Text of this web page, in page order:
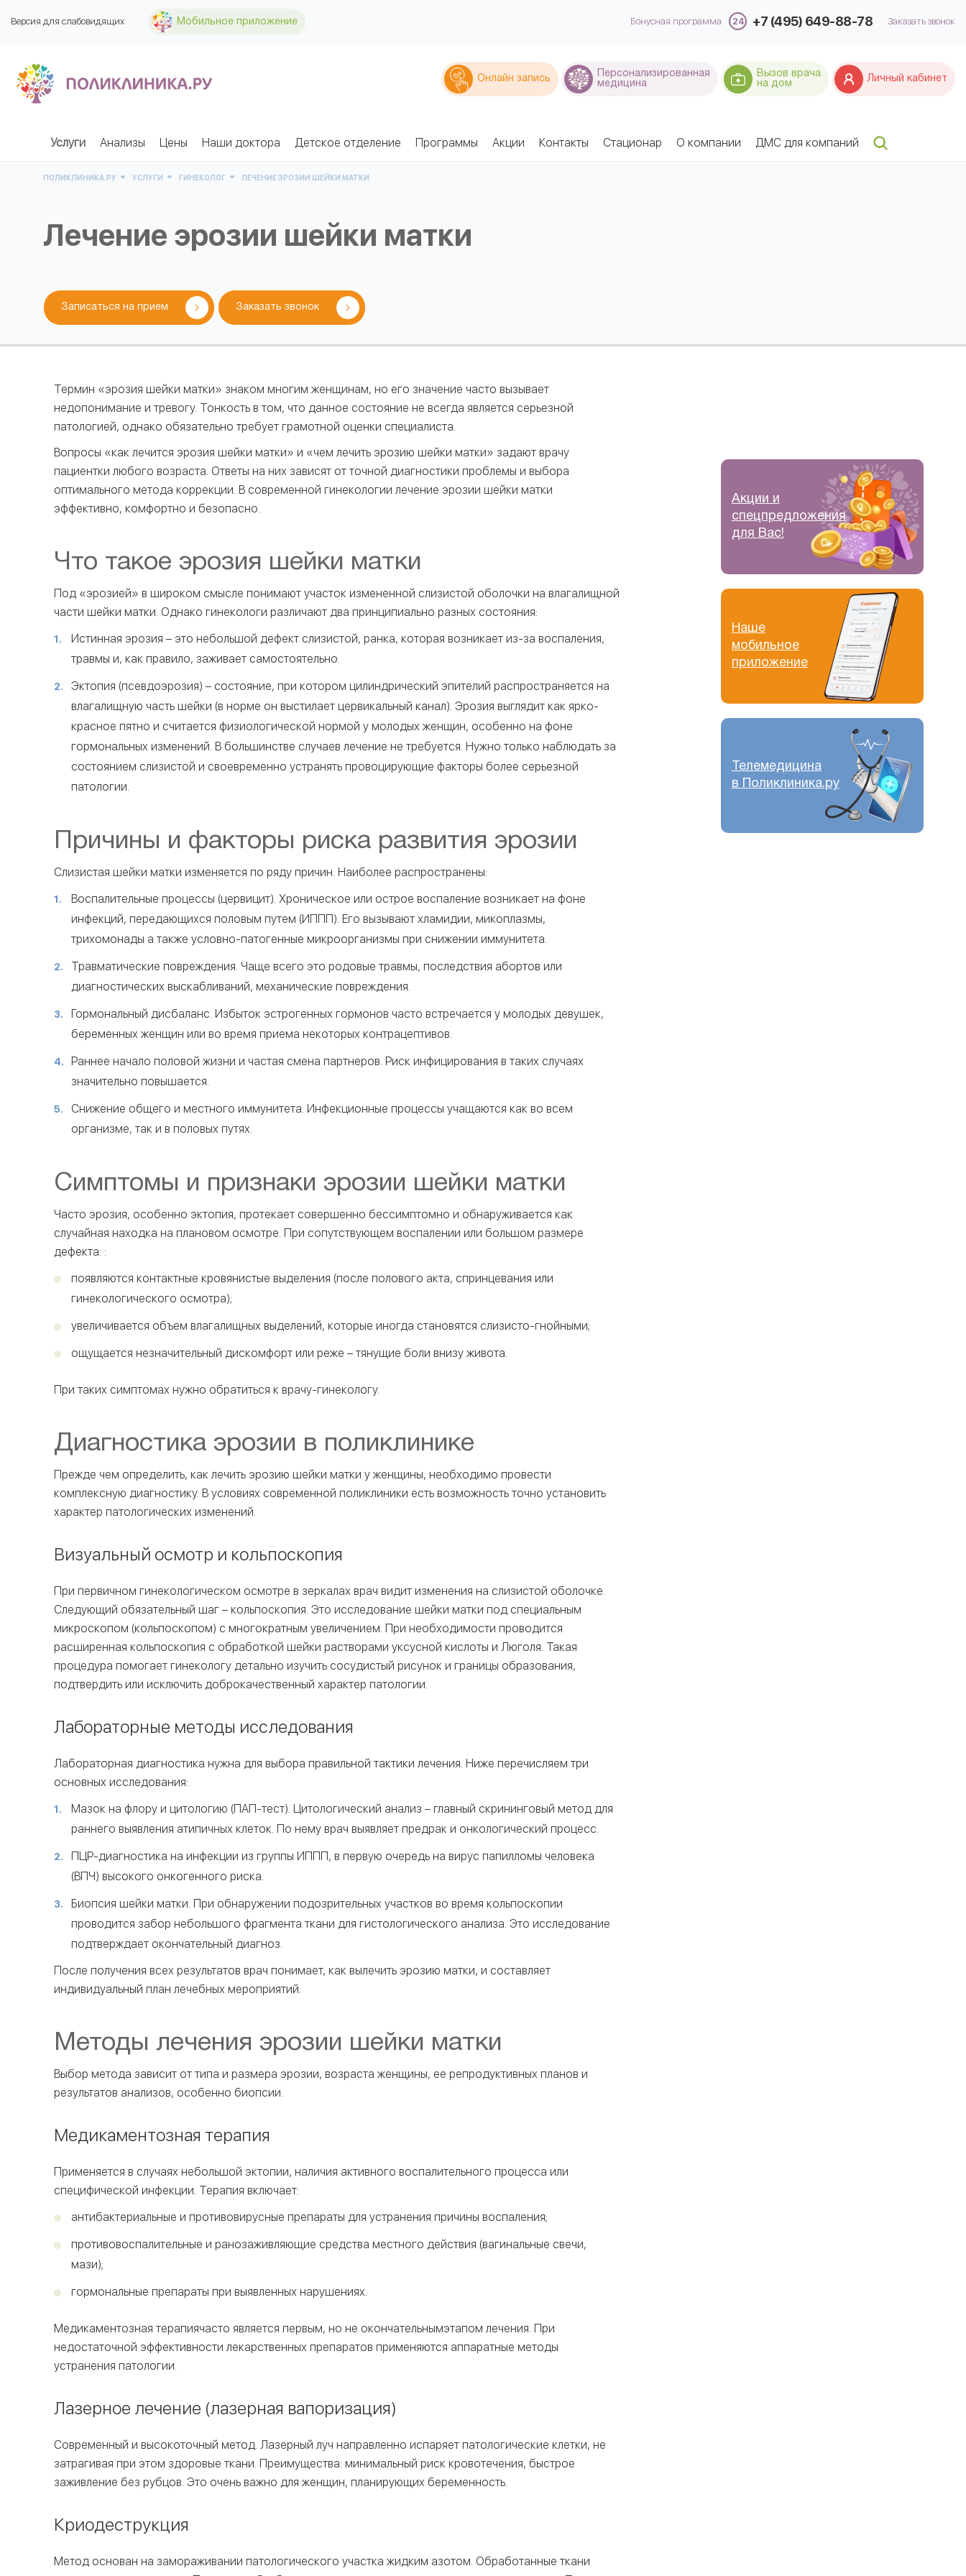
Версия для слабовидящих Мобильное приложение Бонусная программа +7 (495) 649-88-78 Заказать звонок
Онлайн запись
Персонализированная
медицина
Вызов врача
на дом
Личный кабинет
Услуги Анализы Цены Наши доктора Детское отделение Программы Акции Контакты Стационар О компании ДМС для компаний
ПОЛИКЛИНИКА.РУ УСЛУГИ ГИНЕКОЛОГ ЛЕЧЕНИЕ ЭРОЗИИ ШЕЙКИ МАТКИ
Лечение эрозии шейки матки
Записаться на прием Заказать звонок
Термин «эрозия шейки матки» знаком многим женщинам, но его значение часто вызывает
недопонимание и тревогу. Тонкость в том, что данное состояние не всегда является серьезной
патологией, однако обязательно требует грамотной оценки специалиста.
Вопросы «как лечится эрозия шейки матки» и «чем лечить эрозию шейки матки» задают врачу
пациентки любого возраста. Ответы на них зависят от точной диагностики проблемы и выбора
оптимального метода коррекции. В современной гинекологии лечение эрозии шейки матки
эффективно, комфортно и безопасно.
Что такое эрозия шейки матки
Под «эрозией» в широком смысле понимают участок измененной слизистой оболочки на влагалищной
части шейки матки. Однако гинекологи различают два принципиально разных состояния:
Истинная эрозия – это небольшой дефект слизистой, ранка, которая возникает из-за воспаления,
травмы и, как правило, заживает самостоятельно.
Эктопия (псевдоэрозия) – состояние, при котором цилиндрический эпителий распространяется на
влагалищную часть шейки (в норме он выстилает цервикальный канал). Эрозия выглядит как ярко-
красное пятно и считается физиологической нормой у молодых женщин, особенно на фоне
гормональных изменений. В большинстве случаев лечение не требуется. Нужно только наблюдать за
состоянием слизистой и своевременно устранять провоцирующие факторы более серьезной
патологии.
Причины и факторы риска развития эрозии
Слизистая шейки матки изменяется по ряду причин. Наиболее распространены:
Воспалительные процессы (цервицит). Хроническое или острое воспаление возникает на фоне
инфекций, передающихся половым путем (ИППП). Его вызывают хламидии, микоплазмы,
трихомонады а также условно-патогенные микроорганизмы при снижении иммунитета.
Травматические повреждения. Чаще всего это родовые травмы, последствия абортов или
диагностических выскабливаний, механические повреждения.
Гормональный дисбаланс. Избыток эстрогенных гормонов часто встречается у молодых девушек,
беременных женщин или во время приема некоторых контрацептивов.
Раннее начало половой жизни и частая смена партнеров. Риск инфицирования в таких случаях
значительно повышается.
Снижение общего и местного иммунитета. Инфекционные процессы учащаются как во всем
организме, так и в половых путях.
Симптомы и признаки эрозии шейки матки
Часто эрозия, особенно эктопия, протекает совершенно бессимптомно и обнаруживается как
случайная находка на плановом осмотре. При сопутствующем воспалении или большом размере
дефекта: :
появляются контактные кровянистые выделения (после полового акта, спринцевания или
гинекологического осмотра);
увеличивается объем влагалищных выделений, которые иногда становятся слизисто-гнойными;
ощущается незначительный дискомфорт или реже – тянущие боли внизу живота.
При таких симптомах нужно обратиться к врачу-гинекологу.
Диагностика эрозии в поликлинике
Прежде чем определить, как лечить эрозию шейки матки у женщины, необходимо провести
комплексную диагностику. В условиях современной поликлиники есть возможность точно установить
характер патологических изменений.
Визуальный осмотр и кольпоскопия
При первичном гинекологическом осмотре в зеркалах врач видит изменения на слизистой оболочке.
Следующий обязательный шаг – кольпоскопия. Это исследование шейки матки под специальным
микроскопом (кольпоскопом) с многократным увеличением. При необходимости проводится
расширенная кольпоскопия с обработкой шейки растворами уксусной кислоты и Люголя. Такая
процедура помогает гинекологу детально изучить сосудистый рисунок и границы образования,
подтвердить или исключить доброкачественный характер патологии.
Лабораторные методы исследования
Лабораторная диагностика нужна для выбора правильной тактики лечения. Ниже перечисляем три
основных исследования:
Мазок на флору и цитологию (ПАП-тест). Цитологический анализ – главный скрининговый метод для
раннего выявления атипичных клеток. По нему врач выявляет предрак и онкологический процесс.
ПЦР-диагностика на инфекции из группы ИППП, в первую очередь на вирус папилломы человека
(ВПЧ) высокого онкогенного риска.
Биопсия шейки матки. При обнаружении подозрительных участков во время кольпоскопии
проводится забор небольшого фрагмента ткани для гистологического анализа. Это исследование
подтверждает окончательный диагноз.
После получения всех результатов врач понимает, как вылечить эрозию матки, и составляет
индивидуальный план лечебных мероприятий.
Методы лечения эрозии шейки матки
Выбор метода зависит от типа и размера эрозии, возраста женщины, ее репродуктивных планов и
результатов анализов, особенно биопсии.
Медикаментозная терапия
Применяется в случаях небольшой эктопии, наличия активного воспалительного процесса или
специфической инфекции. Терапия включает:
антибактериальные и противовирусные препараты для устранения причины воспаления;
противовоспалительные и ранозаживляющие средства местного действия (вагинальные свечи,
мази);
гормональные препараты при выявленных нарушениях.
Медикаментозная терапиячасто является первым, но не окончательнымэтапом лечения. При
недостаточной эффективности лекарственных препаратов применяются аппаратные методы
устранения патологии.
Лазерное лечение (лазерная вапоризация)
Современный и высокоточный метод. Лазерный луч направленно испаряет патологические клетки, не
затрагивая при этом здоровые ткани. Преимущества: минимальный риск кровотечения, быстрое
заживление без рубцов. Это очень важно для женщин, планирующих беременность.
Криодеструкция
Метод основан на замораживании патологического участка жидким азотом. Обработанные ткани
Акции и
спецпредложения
для Вас!
Наше
мобильное
приложение
Телемедицина
в Поликлиника.ру